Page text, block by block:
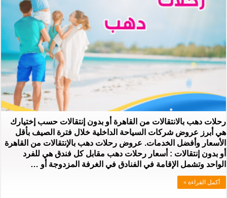
رحلات دهب بالانتقالات من القاهرة أو بدون إنتقالات حسب إختيارك
هي أبرز عروض شركات السياحة الداخلية خلال فترة الصيف بأقل
الأسعار وأفضل الخدمات. عروض رحلات دهب بالإنتقالات من القاهرة
أو بدون إنتقالات : أسعار رحلات دهب مقابل كل فندق هي للفرد
الواحد وتشمل الإقامة في الفنادق في الغرفة المزدوجة أو …
أكمل القراءة »